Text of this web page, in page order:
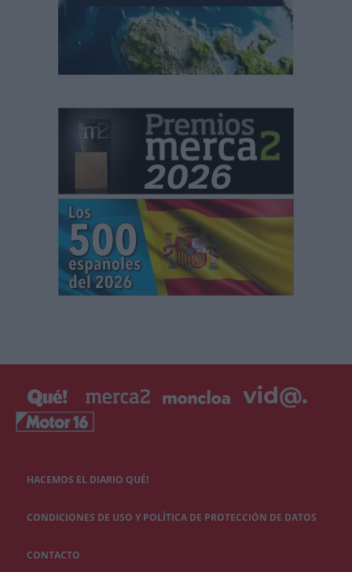
HACEMOS EL DIARIO QUÉ!
CONDICIONES DE USO Y POLÍTICA DE PROTECCIÓN DE DATOS
CONTACTO